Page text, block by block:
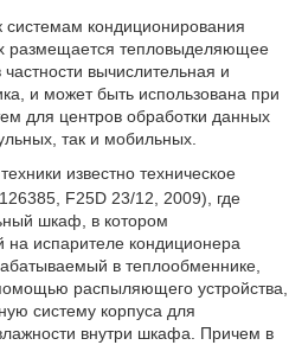
системам кондиционирования
размещается тепловыделяющее
вычислительная и
и может быть использована при
для центров обработки данных
так и мобильных.
известно техническое
F25D 23/12, 2009), где
шкаф, в котором
испарителе кондиционера
в теплообменнике,
распыляющего устройства,
систему корпуса для
внутри шкафа. Причем в